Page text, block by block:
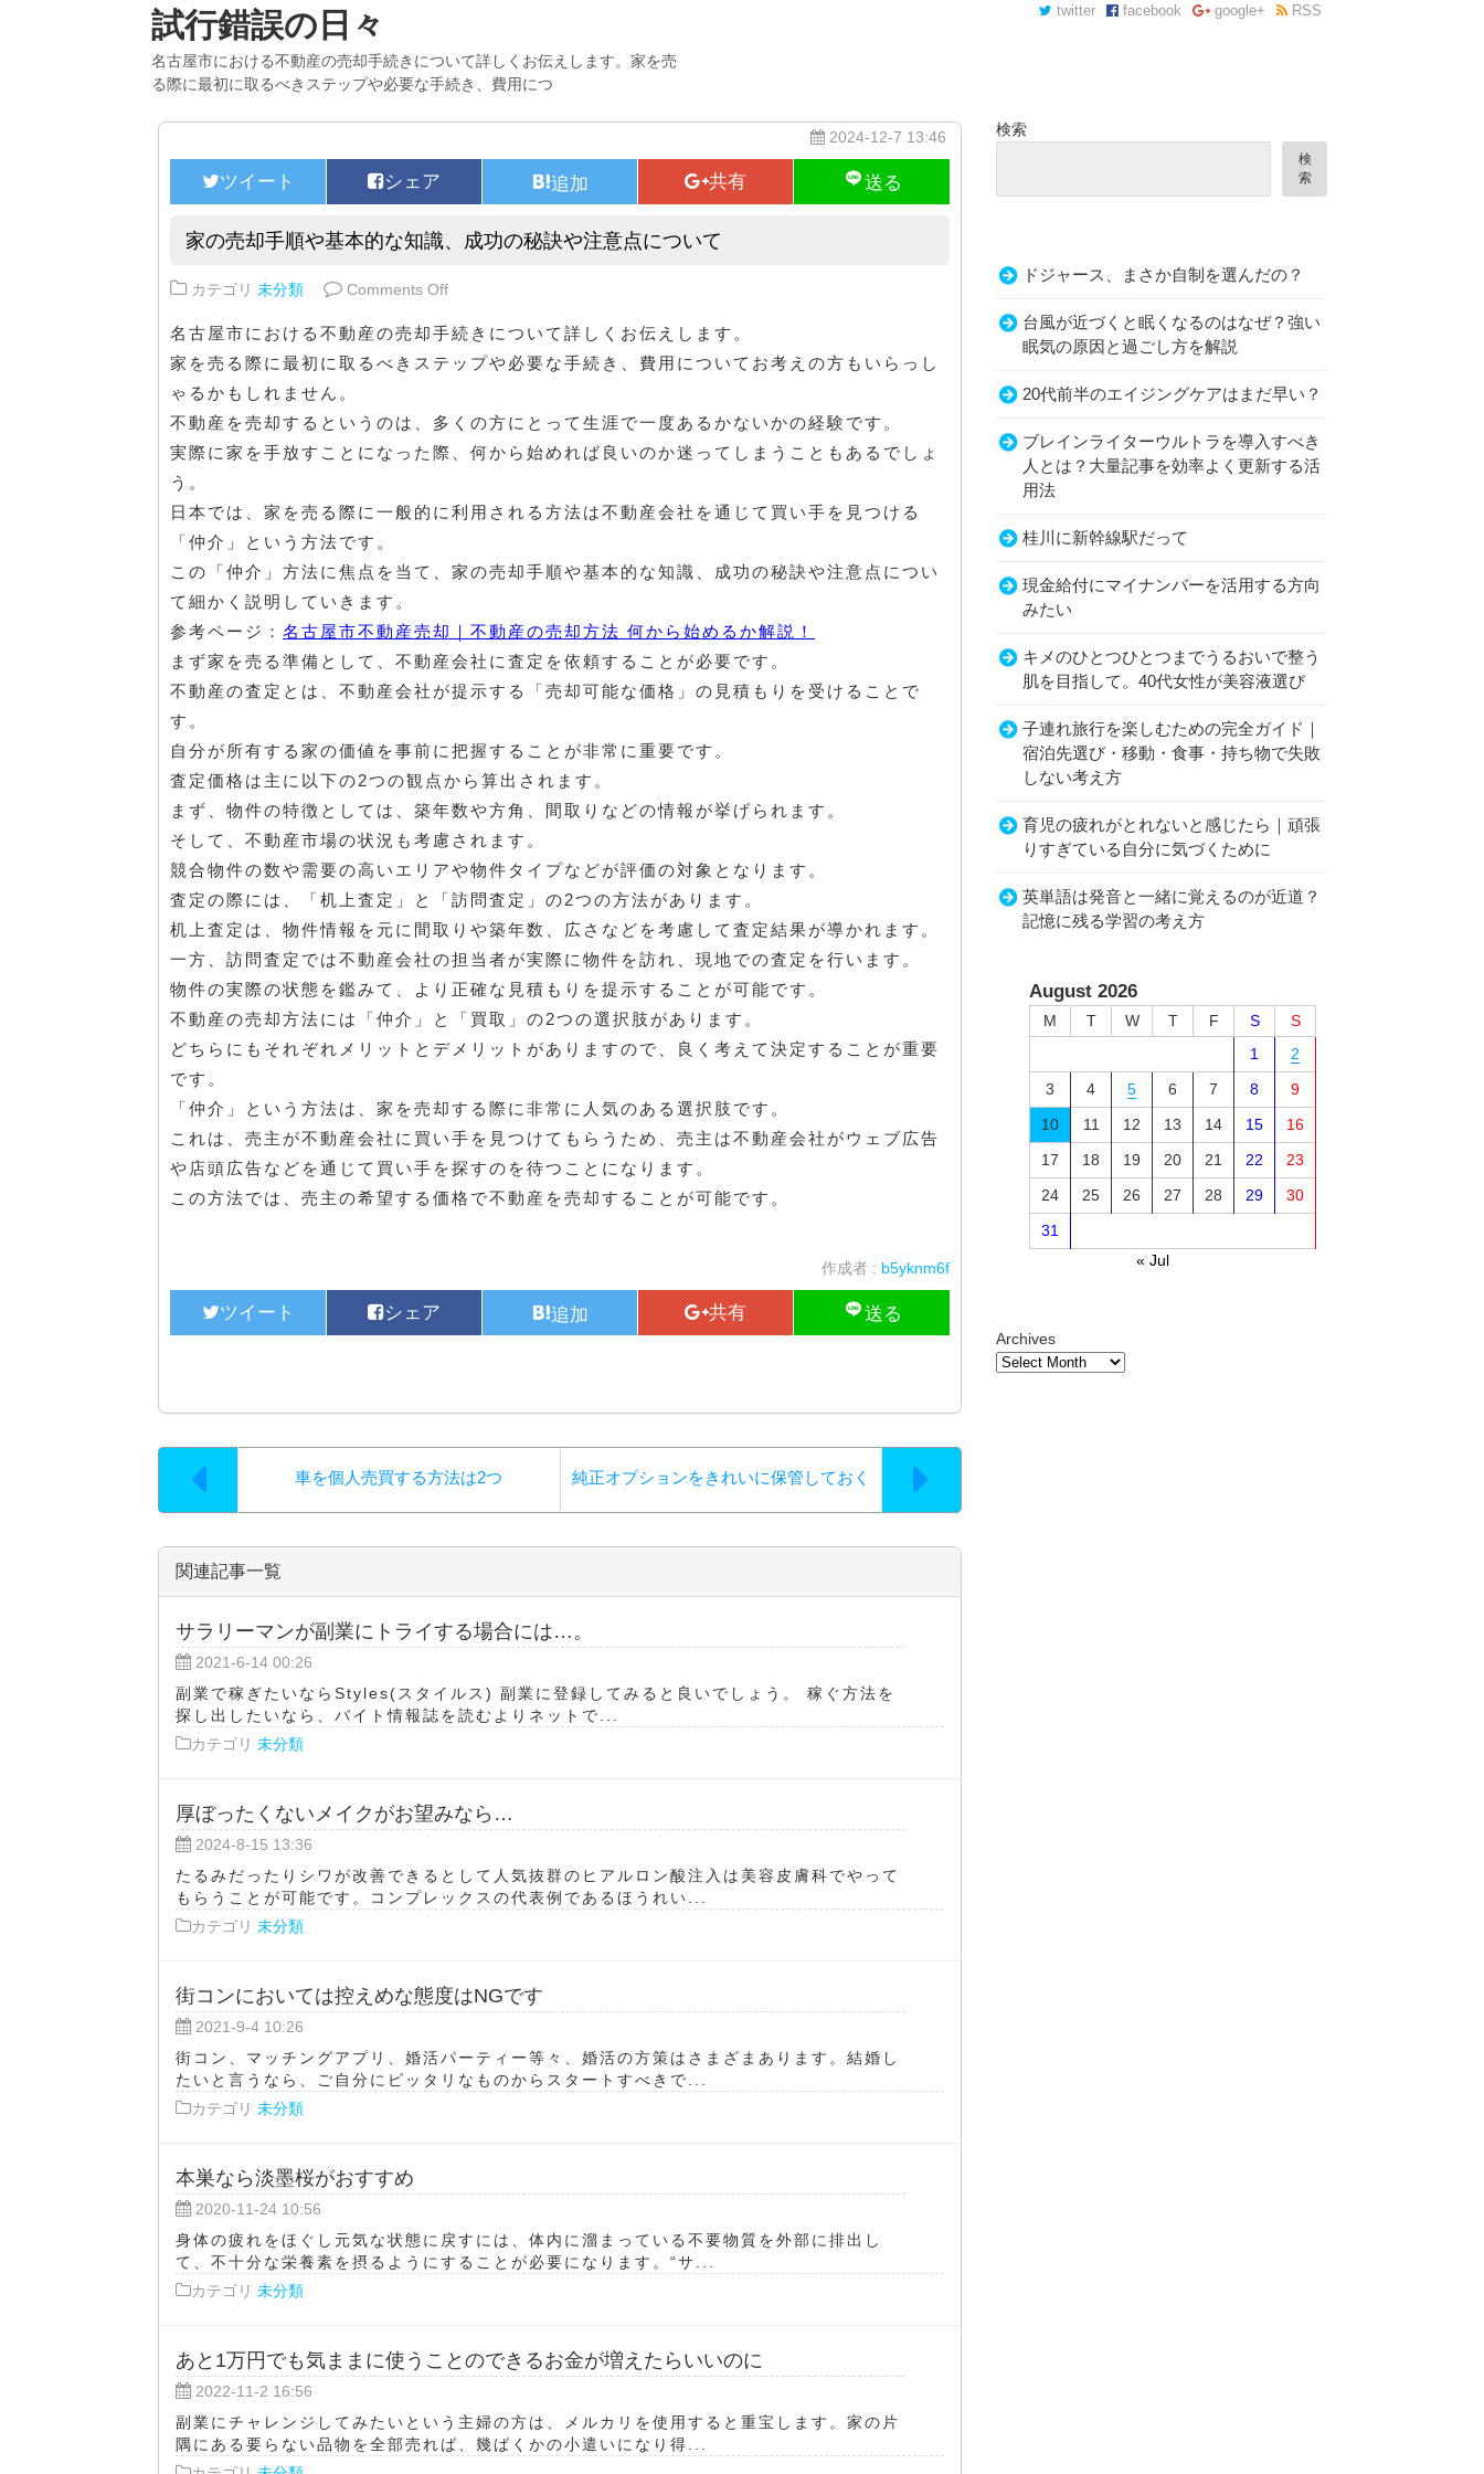
試行錯誤の日々
名古屋市における不動産の売却手続きについて詳しくお伝えします。家を売
る際に最初に取るべきステップや必要な手続き、費用につ
twitter facebook google+ RSS
2024-12-7 13:46
家の売却手順や基本的な知識、成功の秘訣や注意点について
カテゴリ 未分類 Comments Offon 家の売却手順や基本的な知識、成功の秘訣や注意点について
名古屋市における不動産の売却手続きについて詳しくお伝えします。
家を売る際に最初に取るべきステップや必要な手続き、費用についてお考えの方もいらっし
ゃるかもしれません。
不動産を売却するというのは、多くの方にとって生涯で一度あるかないかの経験です。
実際に家を手放すことになった際、何から始めれば良いのか迷ってしまうこともあるでしょ
う。
日本では、家を売る際に一般的に利用される方法は不動産会社を通じて買い手を見つける
「仲介」という方法です。
この「仲介」方法に焦点を当て、家の売却手順や基本的な知識、成功の秘訣や注意点につい
て細かく説明していきます。
参考ページ： 名古屋市不動産売却｜不動産の売却方法 何から始めるか解説！
まず家を売る準備として、不動産会社に査定を依頼することが必要です。
不動産の査定とは、不動産会社が提示する「売却可能な価格」の見積もりを受けることで
す。
自分が所有する家の価値を事前に把握することが非常に重要です。
査定価格は主に以下の2つの観点から算出されます。
まず、物件の特徴としては、築年数や方角、間取りなどの情報が挙げられます。
そして、不動産市場の状況も考慮されます。
競合物件の数や需要の高いエリアや物件タイプなどが評価の対象となります。
査定の際には、「机上査定」と「訪問査定」の2つの方法があります。
机上査定は、物件情報を元に間取りや築年数、広さなどを考慮して査定結果が導かれます。
一方、訪問査定では不動産会社の担当者が実際に物件を訪れ、現地での査定を行います。
物件の実際の状態を鑑みて、より正確な見積もりを提示することが可能です。
不動産の売却方法には「仲介」と「買取」の2つの選択肢があります。
どちらにもそれぞれメリットとデメリットがありますので、良く考えて決定することが重要
です。
「仲介」という方法は、家を売却する際に非常に人気のある選択肢です。
これは、売主が不動産会社に買い手を見つけてもらうため、売主は不動産会社がウェブ広告
や店頭広告などを通じて買い手を探すのを待つことになります。
この方法では、売主の希望する価格で不動産を売却することが可能です。
作成者 : b5yknm6f
車を個人売買する方法は2つ 純正オプションをきれいに保管しておく
関連記事一覧
サラリーマンが副業にトライする場合には…。
2021-6-14 00:26
副業で稼ぎたいならStyles(スタイルス) 副業に登録してみると良いでしょう。 稼ぐ方法を
探し出したいなら、バイト情報誌を読むよりネットで...
カテゴリ 未分類
厚ぼったくないメイクがお望みなら…
2024-8-15 13:36
たるみだったりシワが改善できるとして人気抜群のヒアルロン酸注入は美容皮膚科でやって
もらうことが可能です。コンプレックスの代表例であるほうれい...
カテゴリ 未分類
街コンにおいては控えめな態度はNGです
2021-9-4 10:26
街コン、マッチングアプリ、婚活パーティー等々、婚活の方策はさまざまあります。結婚し
たいと言うなら、ご自分にピッタリなものからスタートすべきで...
カテゴリ 未分類
本巣なら淡墨桜がおすすめ
2020-11-24 10:56
身体の疲れをほぐし元気な状態に戻すには、体内に溜まっている不要物質を外部に排出し
て、不十分な栄養素を摂るようにすることが必要になります。“サ...
カテゴリ 未分類
あと1万円でも気ままに使うことのできるお金が増えたらいいのに
2022-11-2 16:56
副業にチャレンジしてみたいという主婦の方は、メルカリを使用すると重宝します。家の片
隅にある要らない品物を全部売れば、幾ばくかの小遣いになり得...
検索
検
索
ドジャース、まさか自制を選んだの？
台風が近づくと眠くなるのはなぜ？強い
眠気の原因と過ごし方を解説
20代前半のエイジングケアはまだ早い？
ブレインライターウルトラを導入すべき
人とは？大量記事を効率よく更新する活
用法
桂川に新幹線駅だって
現金給付にマイナンバーを活用する方向
みたい
キメのひとつひとつまでうるおいで整う
肌を目指して。40代女性が美容液選び
子連れ旅行を楽しむための完全ガイド｜
宿泊先選び・移動・食事・持ち物で失敗
しない考え方
育児の疲れがとれないと感じたら｜頑張
りすぎている自分に気づくために
英単語は発音と一緒に覚えるのが近道？
記憶に残る学習の考え方
August 2026
M T W T F S
S
1
2
3
4 5 6 7 8
9
10
11 12 13 14 15
16
17
18 19 20 21 22
23
24
25 26 27 28 29
30
31
« Jul
Archives